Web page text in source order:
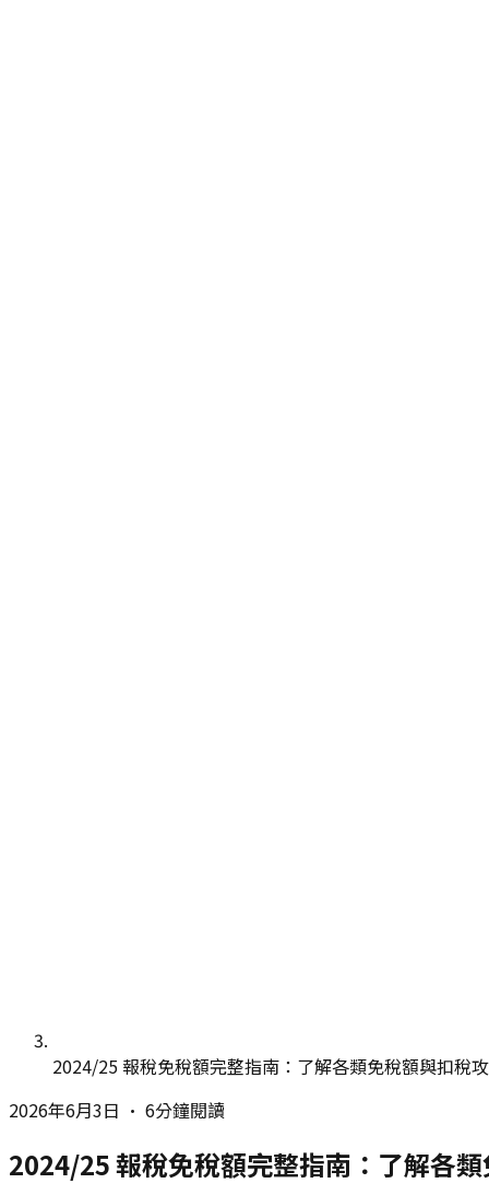
2024/25 報稅免稅額完整指南：了解各類免稅額與扣稅
2026年6月3日 • 6分鐘閱讀
2024/25 報稅免稅額完整指南：了解各